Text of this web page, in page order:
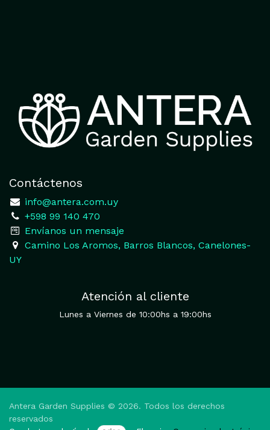
Contáctenos
info@antera.com.uy
+598 99 140 470
​Envíanos un mensaje
​Camino Los Aromos, Barros Blancos, Canelones-
UY
Atención al cliente
Lunes a Viernes de 10:00hs a 19:00hs
Antera Garden Supplies © 2026. Todos los derechos
reservados